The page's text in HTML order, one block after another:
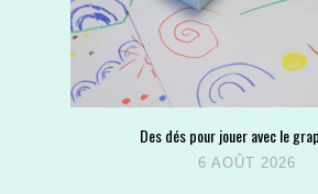
Des dés pour jouer avec le
6 AOÛT 2026